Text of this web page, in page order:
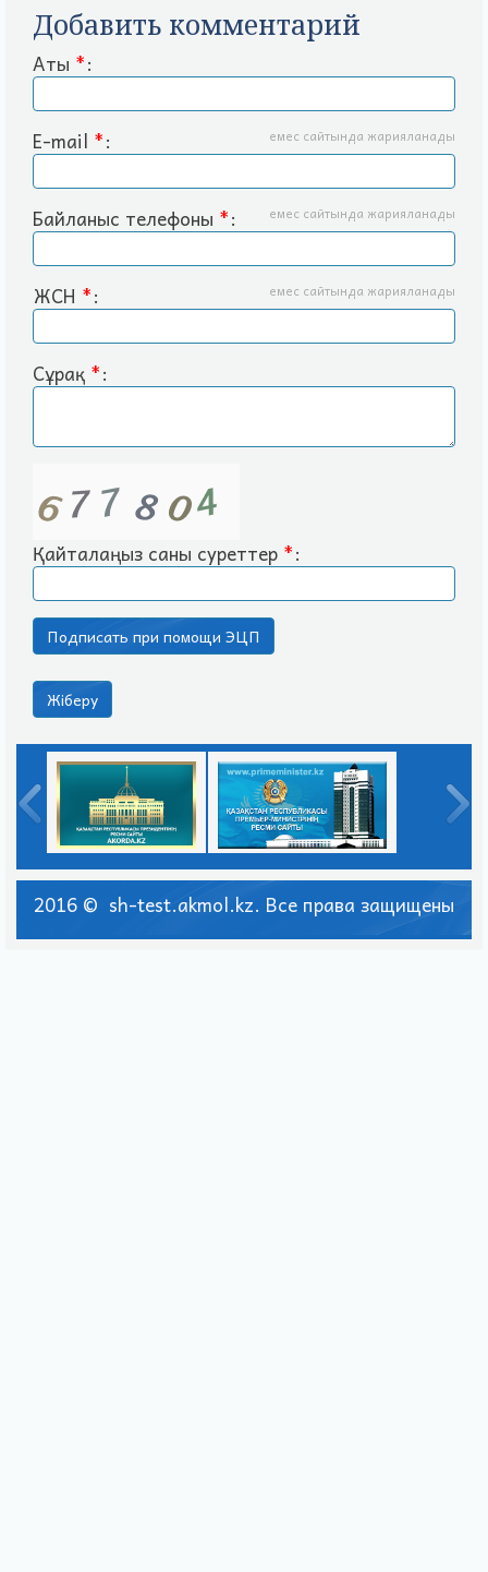
Добавить комментарий
Аты *:
E-mail *: емес сайтында жарияланады
Байланыс телефоны *: емес сайтында жарияланады
ЖСН *: емес сайтында жарияланады
Сұрақ *:
Қайталаңыз саны суреттер *:
2016 © sh-test.akmol.kz. Все права защищены